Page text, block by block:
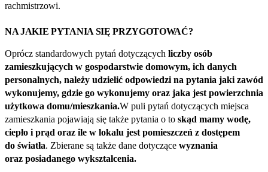
rachmistrzowi.
NA JAKIE PYTANIA SIĘ PRZYGOTOWAĆ?
Oprócz standardowych pytań dotyczących liczby osób
zamieszkujących w gospodarstwie domowym, ich danych
personalnych, należy udzielić odpowiedzi na pytania jaki zawód
wykonujemy, gdzie go wykonujemy oraz jaka jest powierzchnia
użytkowa domu/mieszkania.W puli pytań dotyczących miejsca
zamieszkania pojawiają się także pytania o to skąd mamy wodę,
ciepło i prąd oraz ile w lokalu jest pomieszczeń z dostępem
do światła. Zbierane są także dane dotyczące wyznania
oraz posiadanego wykształcenia.